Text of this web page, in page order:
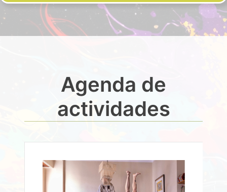
Agenda de
actividades